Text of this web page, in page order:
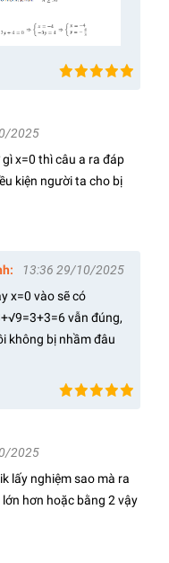
2025
x=0 thì câu a ra đáp
kiện người ta cho bị
:
13:36 29/10/2025
x=0 vào sẽ có
vẫn đúng,
không bị nhầm đâu
2025
lấy nghiệm sao mà ra
hơn hoặc bằng 2 vậy